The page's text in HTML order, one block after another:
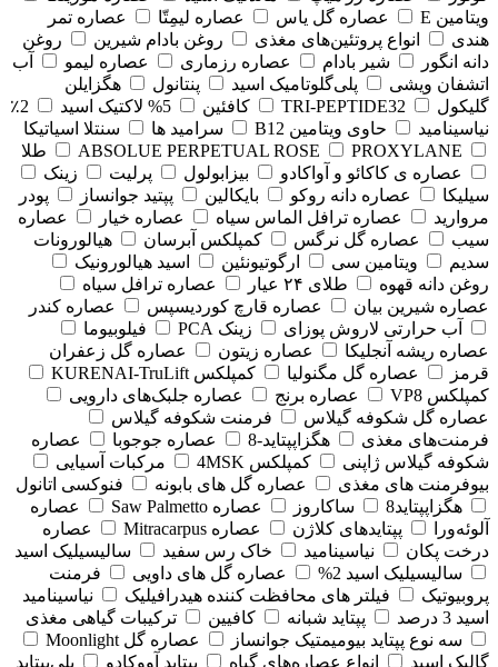
ویتامین E
عصاره گل یاس عصاره لیمِتّا
عصاره تمر
هندی
انواع پروتئین‌های مغذی روغن بادام شیرین
روغن
دانه انگور
شیر بادام عصاره رزماری عصاره لیمو
آب
اتشفان ویشی
پلی‌گلوتامیک اسید پنتانول
هگزایلن
گلیکول
TRI-PEPTIDE32 کافئین 5% لاکتیک اسید
2٪
نیاسینامید
حاوی ویتامین B12 سرامید ها
سنتلا اسیاتیکا
ABSOLUE PERPETUAL ROSE
PROXYLANE
طلا
عصاره ی کاکائو و آواکادو
بیزابولول پرلیت
زینک
سیلیکا
عصاره دانه روکو بایکالین پپتید جوانساز
پودر
مروارید
عصاره ترافل الماس سیاه عصاره خیار
عصاره
سیب
عصاره گل نرگس کمپلکس آبرسان
هیالورونات
سدیم
ویتامین سی ارگوتیونئین
اسید هیالورونیک
روغن دانه قهوه
طلای ۲۴ عیار
عصاره ترافل سیاه
عصاره شیرین بیان
عصاره قارچ کوردیسپس
عصاره کندر
آب حرارتی لاروش پوزای
زینک PCA
فیلوبیوما
عصاره ریشه آنجلیکا
عصاره زیتون
عصاره گل زعفران
قرمز
عصاره گل مگنولیا
کمپلکس KURENAI-TruLift
کمپلکس VP8
عصاره برنج
عصاره جلبک‌های دارویی
عصاره گل شکوفه گیلاس
فرمنت شکوفه گیلاس
فرمنت‌های مغذی
هگزاپپتاید-8 عصاره جوجوبا
عصاره
شکوفه گیلاس ژاپنی
کمپلکس 4MSK
مرکبات آسیایی
بیوفرمنت های مغذی
عصاره گل های بابونه
فنوکسی اتانول
هگزاپپتاید8
ساکاروز عصاره Saw Palmetto
عصاره
آلوئه‌ورا
پپتایدهای کلاژن عصاره Mitracarpus
عصاره
درخت پکان
نیاسینامید خاک رس سفید
سالیسیلیک اسید
سالیسیلیک اسید 2%
عصاره گل های داویی
فرمنت
پروبیوتیک
فیلتر های محافظت کننده هیدرافیلیک
نیاسینامید
اسید 3 درصد
پپتاید شبانه کافیین
ترکیبات گیاهی مغذی
سه نوع پپتاید بیومیمتیک جوانساز
عصاره گل Moonlight
گالیک اسید
انواع عصاره‌های گیاه پپتاید آووکادو
پلی‌پپتاید